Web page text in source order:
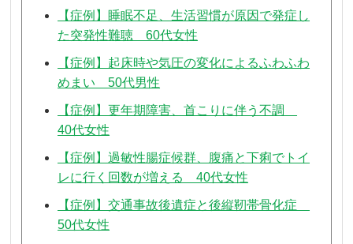
【症例】睡眠不足、生活習慣が原因で発症し
た突発性難聴 60代女性
【症例】起床時や気圧の変化によるふわふわ
めまい 50代男性
【症例】更年期障害、首こりに伴う不調
40代女性
【症例】過敏性腸症候群、腹痛と下痢でトイ
レに行く回数が増える 40代女性
【症例】交通事故後遺症と後縦靭帯骨化症
50代女性